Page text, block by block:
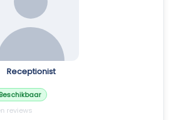
Receptionist
Beschikbaar
reviews